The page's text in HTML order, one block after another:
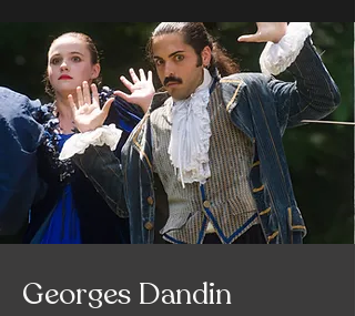
Georges Dandin